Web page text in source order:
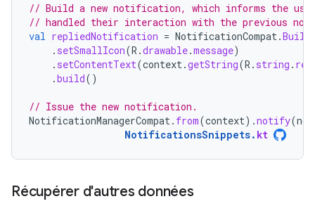
// Build a new notification, which informs the
// handled their interaction with the previous
val repliedNotification = NotificationCompat .
. setSmallIcon(R .drawable.message)
. setContentText(context .getString(R . string .
.build()
// Issue the new notification.
NotificationManagerCompat . from(context).notify(
NotificationsSnippets. kt
Récupérer d'autres données